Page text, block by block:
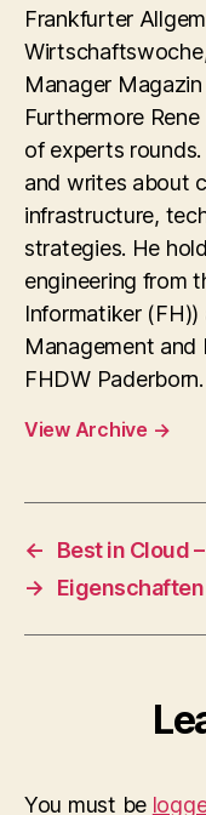
Frankfurter
Manager
Furthermore
of experts
and writes about
infrastructure,
strategies. He
engineering from
Informatiker (FH))
Management and
FHDW Paderborn.
View Archive →
←
Best in Cloud
→
You must be